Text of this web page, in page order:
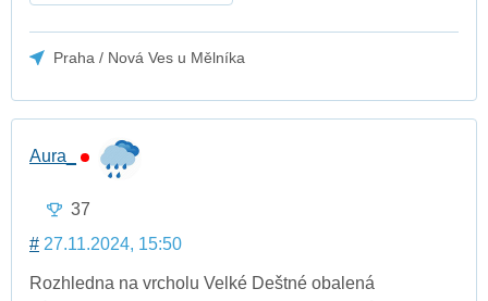
Praha / Nová Ves u Mělníka
Aura_
37
# 27.11.2024, 15:50
Rozhledna na vrcholu Velké Deštné obalená